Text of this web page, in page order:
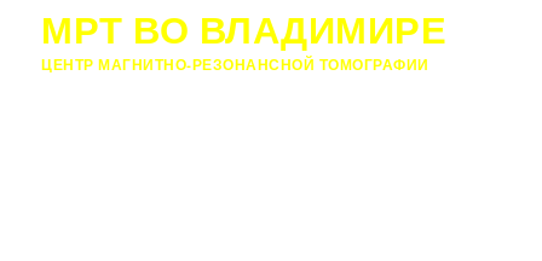
МРТ ВО ВЛАДИМИРЕ
ЦЕНТР МАГНИТНО-РЕЗОНАНСНОЙ ТОМОГРАФИИ